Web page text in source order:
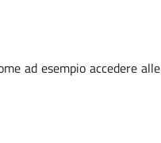
ad esempio accedere